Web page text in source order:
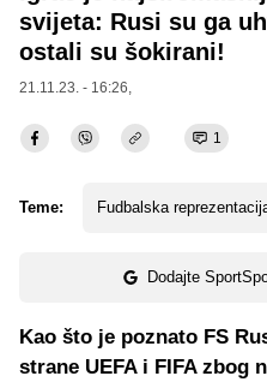
svijeta: Rusi su ga
ostali su šokirani!
21.11.23. - 16:26,
1
Teme: Fudbalska
Dodajte
Kao što je poznato FS
strane UEFA i FIFA zbog